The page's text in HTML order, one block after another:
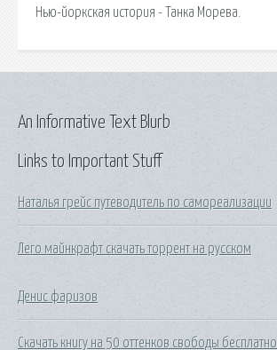
Нью-йоркская история - Танка Морева.
Links to Important Stuff
Наталья грейс путеводитель по самореализации
Лего майнкрафт скачать торрент на русском
Денис фаризов
Скачать книгу на 50 оттенков свободы бесплатно
An Informative Text Blurb